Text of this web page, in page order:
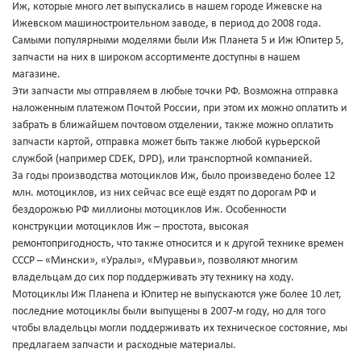
Иж, которые много лет выпускались в нашем городе Ижевске на
Ижевском машиностроительном заводе, в период до 2008 года.
Самыми популярными моделями были Иж Планета 5 и Иж Юпитер 5,
запчасти на них в широком ассортименте доступны в нашем
магазине.
Эти запчасти мы отправляем в любые точки РФ. Возможна отправка
наложенным платежом Почтой России, при этом их можно оплатить и
забрать в ближайшем почтовом отделении, также можно оплатить
запчасти картой, отправка может быть также любой курьерской
службой (например CDEK, DPD), или транспортной компанией.
За годы производства мотоциклов Иж, было произведено более 12
млн. мотоциклов, из них сейчас все ещё ездят по дорогам РФ и
бездорожью РФ миллионы мотоциклов Иж. Особенности
конструкции мотоциклов Иж – простота, высокая
ремонтопригодность, что также относится и к другой технике времен
СССР – «Мински», «Уралы», «Муравьи», позволяют многим
владельцам до сих пор поддерживать эту технику на ходу.
Мотоциклы Иж Планеnа и Юпитер не выпускаются уже более 10 лет,
последние мотоциклы были выпущены в 2007-м году, но для того
чтобы владельцы могли поддерживать их техническое состояние, мы
предлагаем запчасти и расходные материалы.